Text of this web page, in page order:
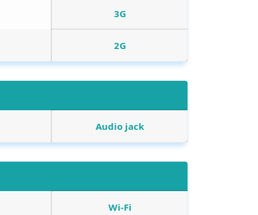
3G
2G
Audio jack
Wi-Fi